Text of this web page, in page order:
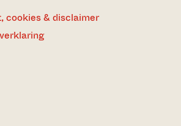
cookies & disclaimer